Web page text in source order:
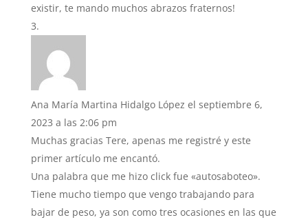
existir, te mando muchos abrazos fraternos!
Ana María Martina Hidalgo López el septiembre 6,
2023 a las 2:06 pm
Muchas gracias Tere, apenas me registré y este
primer artículo me encantó.
Una palabra que me hizo click fue «autosaboteo».
Tiene mucho tiempo que vengo trabajando para
bajar de peso, ya son como tres ocasiones en las que